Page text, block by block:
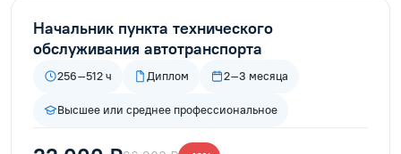
Начальник пункта технического
обслуживания автотранспорта
256–512 ч Диплом 2–3 месяца
Высшее или среднее профессиональное